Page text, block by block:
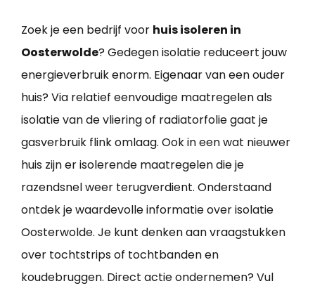
Zoek je een bedrijf voor huis isoleren in
Oosterwolde? Gedegen isolatie reduceert jouw
energieverbruik enorm. Eigenaar van een ouder
huis? Via relatief eenvoudige maatregelen als
isolatie van de vliering of radiatorfolie gaat je
gasverbruik flink omlaag. Ook in een wat nieuwer
huis zijn er isolerende maatregelen die je
razendsnel weer terugverdient. Onderstaand
ontdek je waardevolle informatie over isolatie
Oosterwolde. Je kunt denken aan vraagstukken
over tochtstrips of tochtbanden en
koudebruggen. Direct actie ondernemen? Vul